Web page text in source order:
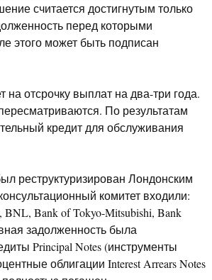
считается достигнутым только
перед которыми
этого может быть подписан
на отсрочку выплат на два-три года.
По результатам
кредит для обслуживания
реструктуризирован Лондонским
комитет входили:
BNL, Bank of Tokyo-Mitsubishi, Bank
задолженность была
Principal Notes (инструменты
облигации Interest Arrears Notes